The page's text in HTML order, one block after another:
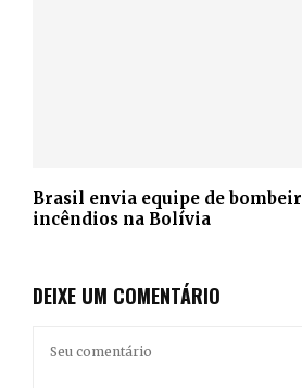
Brasil envia equipe de
incêndios na Bolívia
DEIXE UM COMENTÁRIO